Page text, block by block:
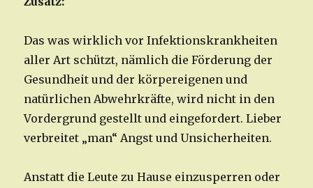
Das was wirklich vor Infektionskrankheiten
aller Art schützt, nämlich die Förderung der
Gesundheit und der körpereigenen und
natürlichen Abwehrkräfte, wird nicht in den
Vordergrund gestellt und eingefordert. Lieber
verbreitet „man“ Angst und Unsicherheiten.
Anstatt die Leute zu Hause einzusperren oder